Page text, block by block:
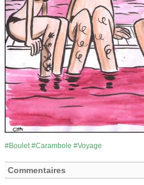
Boulet Carambole Voyage
Commentaires